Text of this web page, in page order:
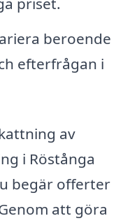
beroende
efterfrågan i
av
i Röstånga
begär offerter
att göra